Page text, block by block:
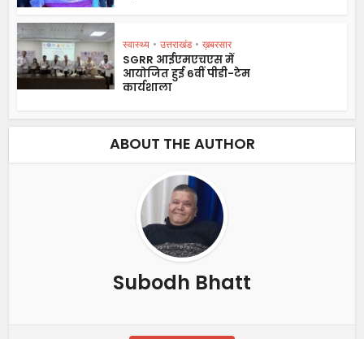
स्वास्थ्य • उत्तराखंड • ख़बरसार
SGRR आईएमएचएस में
आयोजित हुई 6वीं पीडी-टेम
कार्यशाला
ABOUT THE AUTHOR
Subodh Bhatt